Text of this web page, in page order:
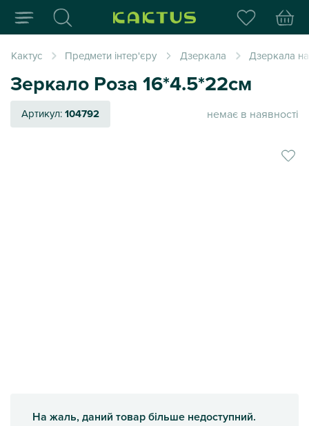
Інтернет-магазин
Кактус Предмети інтер'єру Дзеркала Дзеркала
Зеркало Роза 16*4.5*22см
Артикул:104792 немає в наявності
На жаль, даний товар більше недоступний.